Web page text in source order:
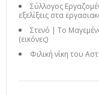
Σύλλογος
εξελίξεις στα
Στενό | Το
(εικόνες)
Φιλική νίκη του